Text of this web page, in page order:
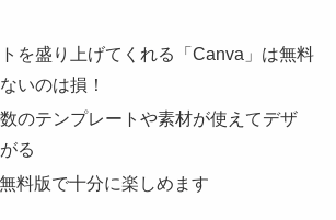
を盛り上げてくれる「Canva」は無料
いのは損！
のテンプレートや素材が使えてデザ
る
料版で十分に楽しめます